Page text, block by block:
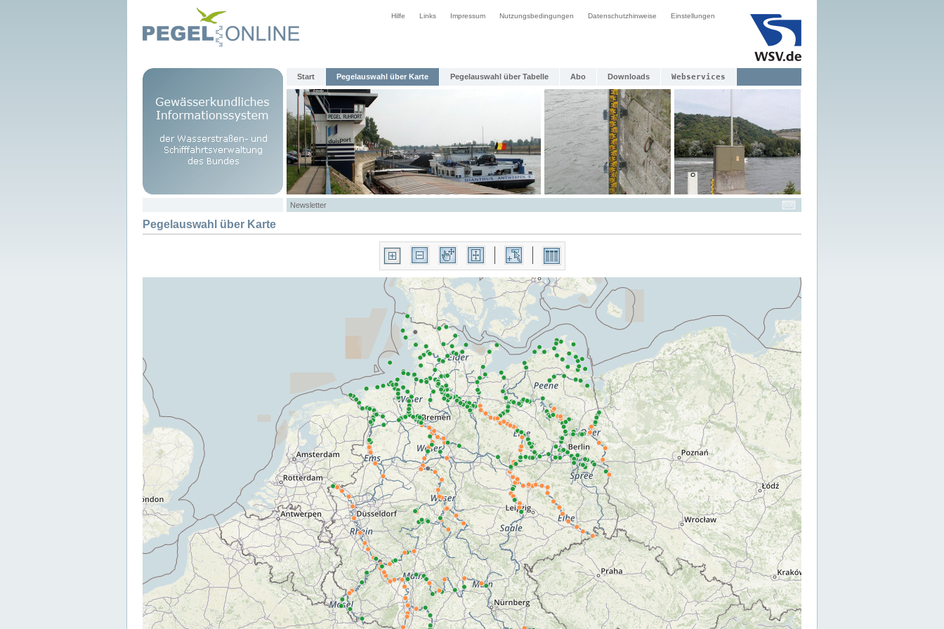
Hilfe Links Impressum Nutzungsbedingungen Datenschutzhinweise Einstellungen
Start Pegelauswahl über Karte Pegelauswahl über Tabelle Abo Downloads Webservices
Newsletter
Pegelauswahl über Karte